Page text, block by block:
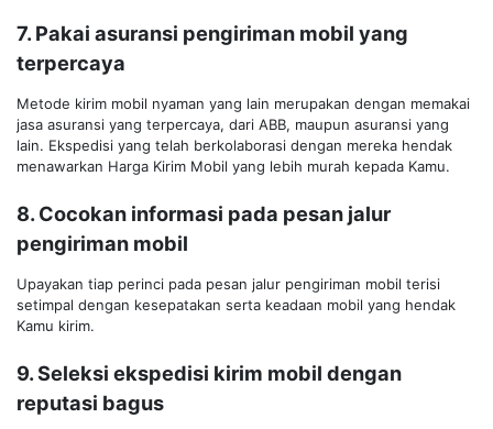
7. Pakai asuransi pengiriman mobil yang
terpercaya
Metode kirim mobil nyaman yang lain merupakan dengan memakai
jasa asuransi yang terpercaya, dari ABB, maupun asuransi yang
lain. Ekspedisi yang telah berkolaborasi dengan mereka hendak
menawarkan Harga Kirim Mobil yang lebih murah kepada Kamu.
8. Cocokan informasi pada pesan jalur
pengiriman mobil
Upayakan tiap perinci pada pesan jalur pengiriman mobil terisi
setimpal dengan kesepatakan serta keadaan mobil yang hendak
Kamu kirim.
9. Seleksi ekspedisi kirim mobil dengan
reputasi bagus